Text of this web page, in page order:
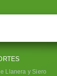
Llanera y Siero